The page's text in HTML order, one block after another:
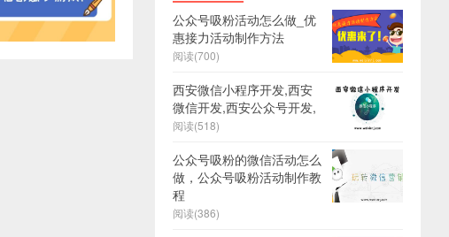
公众号吸粉活动怎么做_优
惠接力活动制作方法
阅读(700)
西安微信小程序开发,西安
微信开发,西安公众号开发,
阅读(518)
公众号吸粉的微信活动怎么
做，公众号吸粉活动制作教
程
阅读(386)